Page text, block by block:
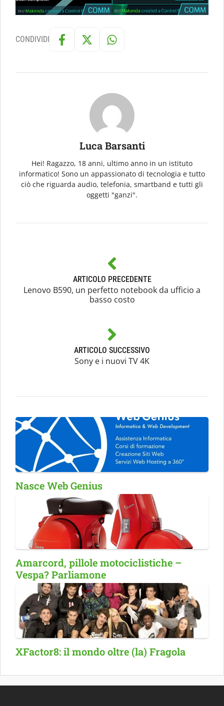
CONDIVIDI
Luca Barsanti
Hei! Ragazzo, 18 anni, ultimo anno in un istituto
informatico! Sono un appassionato di tecnologia e tutto
ciò che riguarda audio, telefonia, smartband e tutti gli
oggetti "ganzi".
ARTICOLO PRECEDENTE
Lenovo B590, un perfetto notebook da ufficio a
basso costo
ARTICOLO SUCCESSIVO
Sony e i nuovi TV 4K
Nasce Web Genius
Amarcord, pillole motociclistiche –
Vespa? Parliamone
XFactor8: il mondo oltre (la) Fragola